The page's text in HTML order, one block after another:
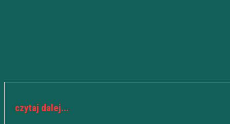
czytaj dalej...